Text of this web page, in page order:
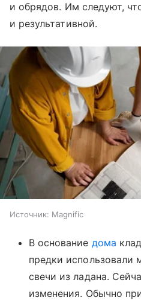
и обрядов. Им следуют,
и результативной.
Источник: Magnific
В основание дома
предки использовали
свечи из ладана.
изменения. Обычно